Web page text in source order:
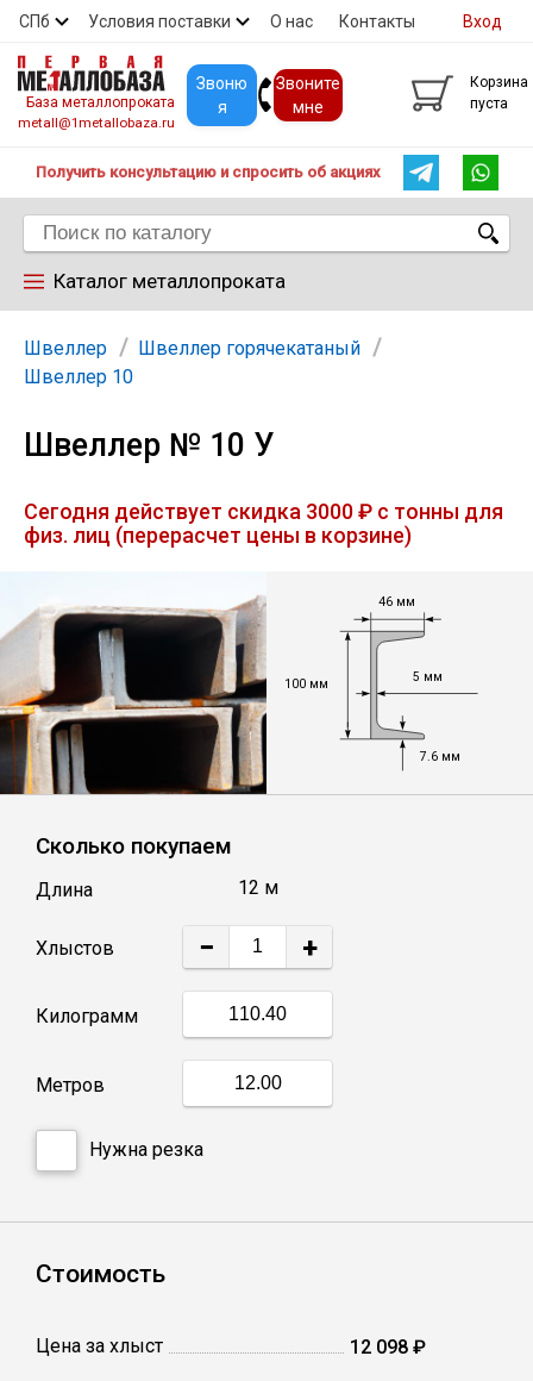
СПб Условия поставки О нас Контакты
Скидки Прайс Покупателям
Вход
База металлопроката
metall@1metallobaza.ru
Звоню
я
Звоните
мне
Корзина
пуста
Получить консультацию и спросить об акциях
Каталог металлопроката
Арматура
Уголок
Балка
Швеллер
Квадрат
Столбы заборные
Сетка кладочная
Швеллер
Швеллер горячекатаный
Швеллер 10
Швеллер № 10 У
Сегодня действует скидка 3000 ₽ с тонны для
физ. лиц (перерасчет цены в корзине)
46 мм
100 мм 5 мм
7.6 мм
Сколько покупаем
Длина 12 м
Хлыстов − +
Килограмм
Метров
Нужна резка
Стоимость
Цена за хлыст 12 098 ₽